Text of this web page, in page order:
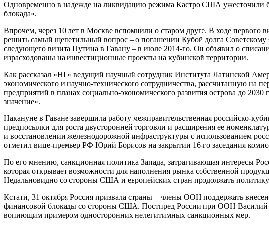
Одновременно в надежде на ликвидацию режима Кастро США ужесточили
блокада».
Впрочем, через 10 лет в Москве вспомнили о старом друге. В ходе первого
решить самый щепетильный вопрос – о погашении Кубой долга Советскому
следующего визита Путина в Гавану – в июле 2014-го. Он объявил о
израсходованы на инвестиционные проекты на кубинской территории.
Как рассказал «НГ» ведущий научный сотрудник Института Латинской
экономического и научно-технического сотрудничества, рассчитанную на
предприятий в планах социально-экономического развития острова до
значение».
Накануне в Гаване завершила работу межправительственная российско-
предпосылки для роста двусторонней торговли и расширения ее
и восстановлении железнодорожной инфраструктуры с использованием
отметил вице-премьер РФ Юрий Борисов на закрытии 16-го заседания
По его мнению, санкционная политика Запада, затрагивающая интересы
которая открывает возможности для наполнения рынка собственной
Недальновидно со стороны США и европейских стран продолжать
Кстати, 31 октября Россия призвала страны – члены ООН поддержать
финансовой блокады со стороны США. Постпред России при ООН Василий
вопиющим примером односторонних нелегитимных санкционных мер.